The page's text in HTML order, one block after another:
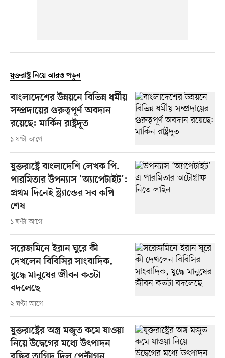
যুক্তরাষ্ট্র নিয়ে আরও পড়ুন
বাংলাদেশের উন্নয়নে বিভিন্ন ধর্মীয়
সম্প্রদায়ের গুরুত্বপূর্ণ অবদান
রয়েছে: মার্কিন রাষ্ট্রদূত
১ ঘণ্টা আগে
যুক্তরাষ্ট্রে বাংলাদেশি লেখক পি.
পারমিতার উপন্যাস ‘অ্যাপেটাইট’:
প্রথম দিনেই স্ট্র্যান্ডের সব কপি
শেষ
১ ঘণ্টা আগে
সরেজমিনে ইরান ঘুরে কী
দেখলেন বিবিসির সাংবাদিক,
যুদ্ধে মানুষের জীবন কতটা
বদলেছে
২ ঘণ্টা আগে
যুক্তরাষ্ট্রের অস্ত্র মজুত কমে যাওয়া
নিয়ে উদ্বেগের মধ্যে উৎপাদন